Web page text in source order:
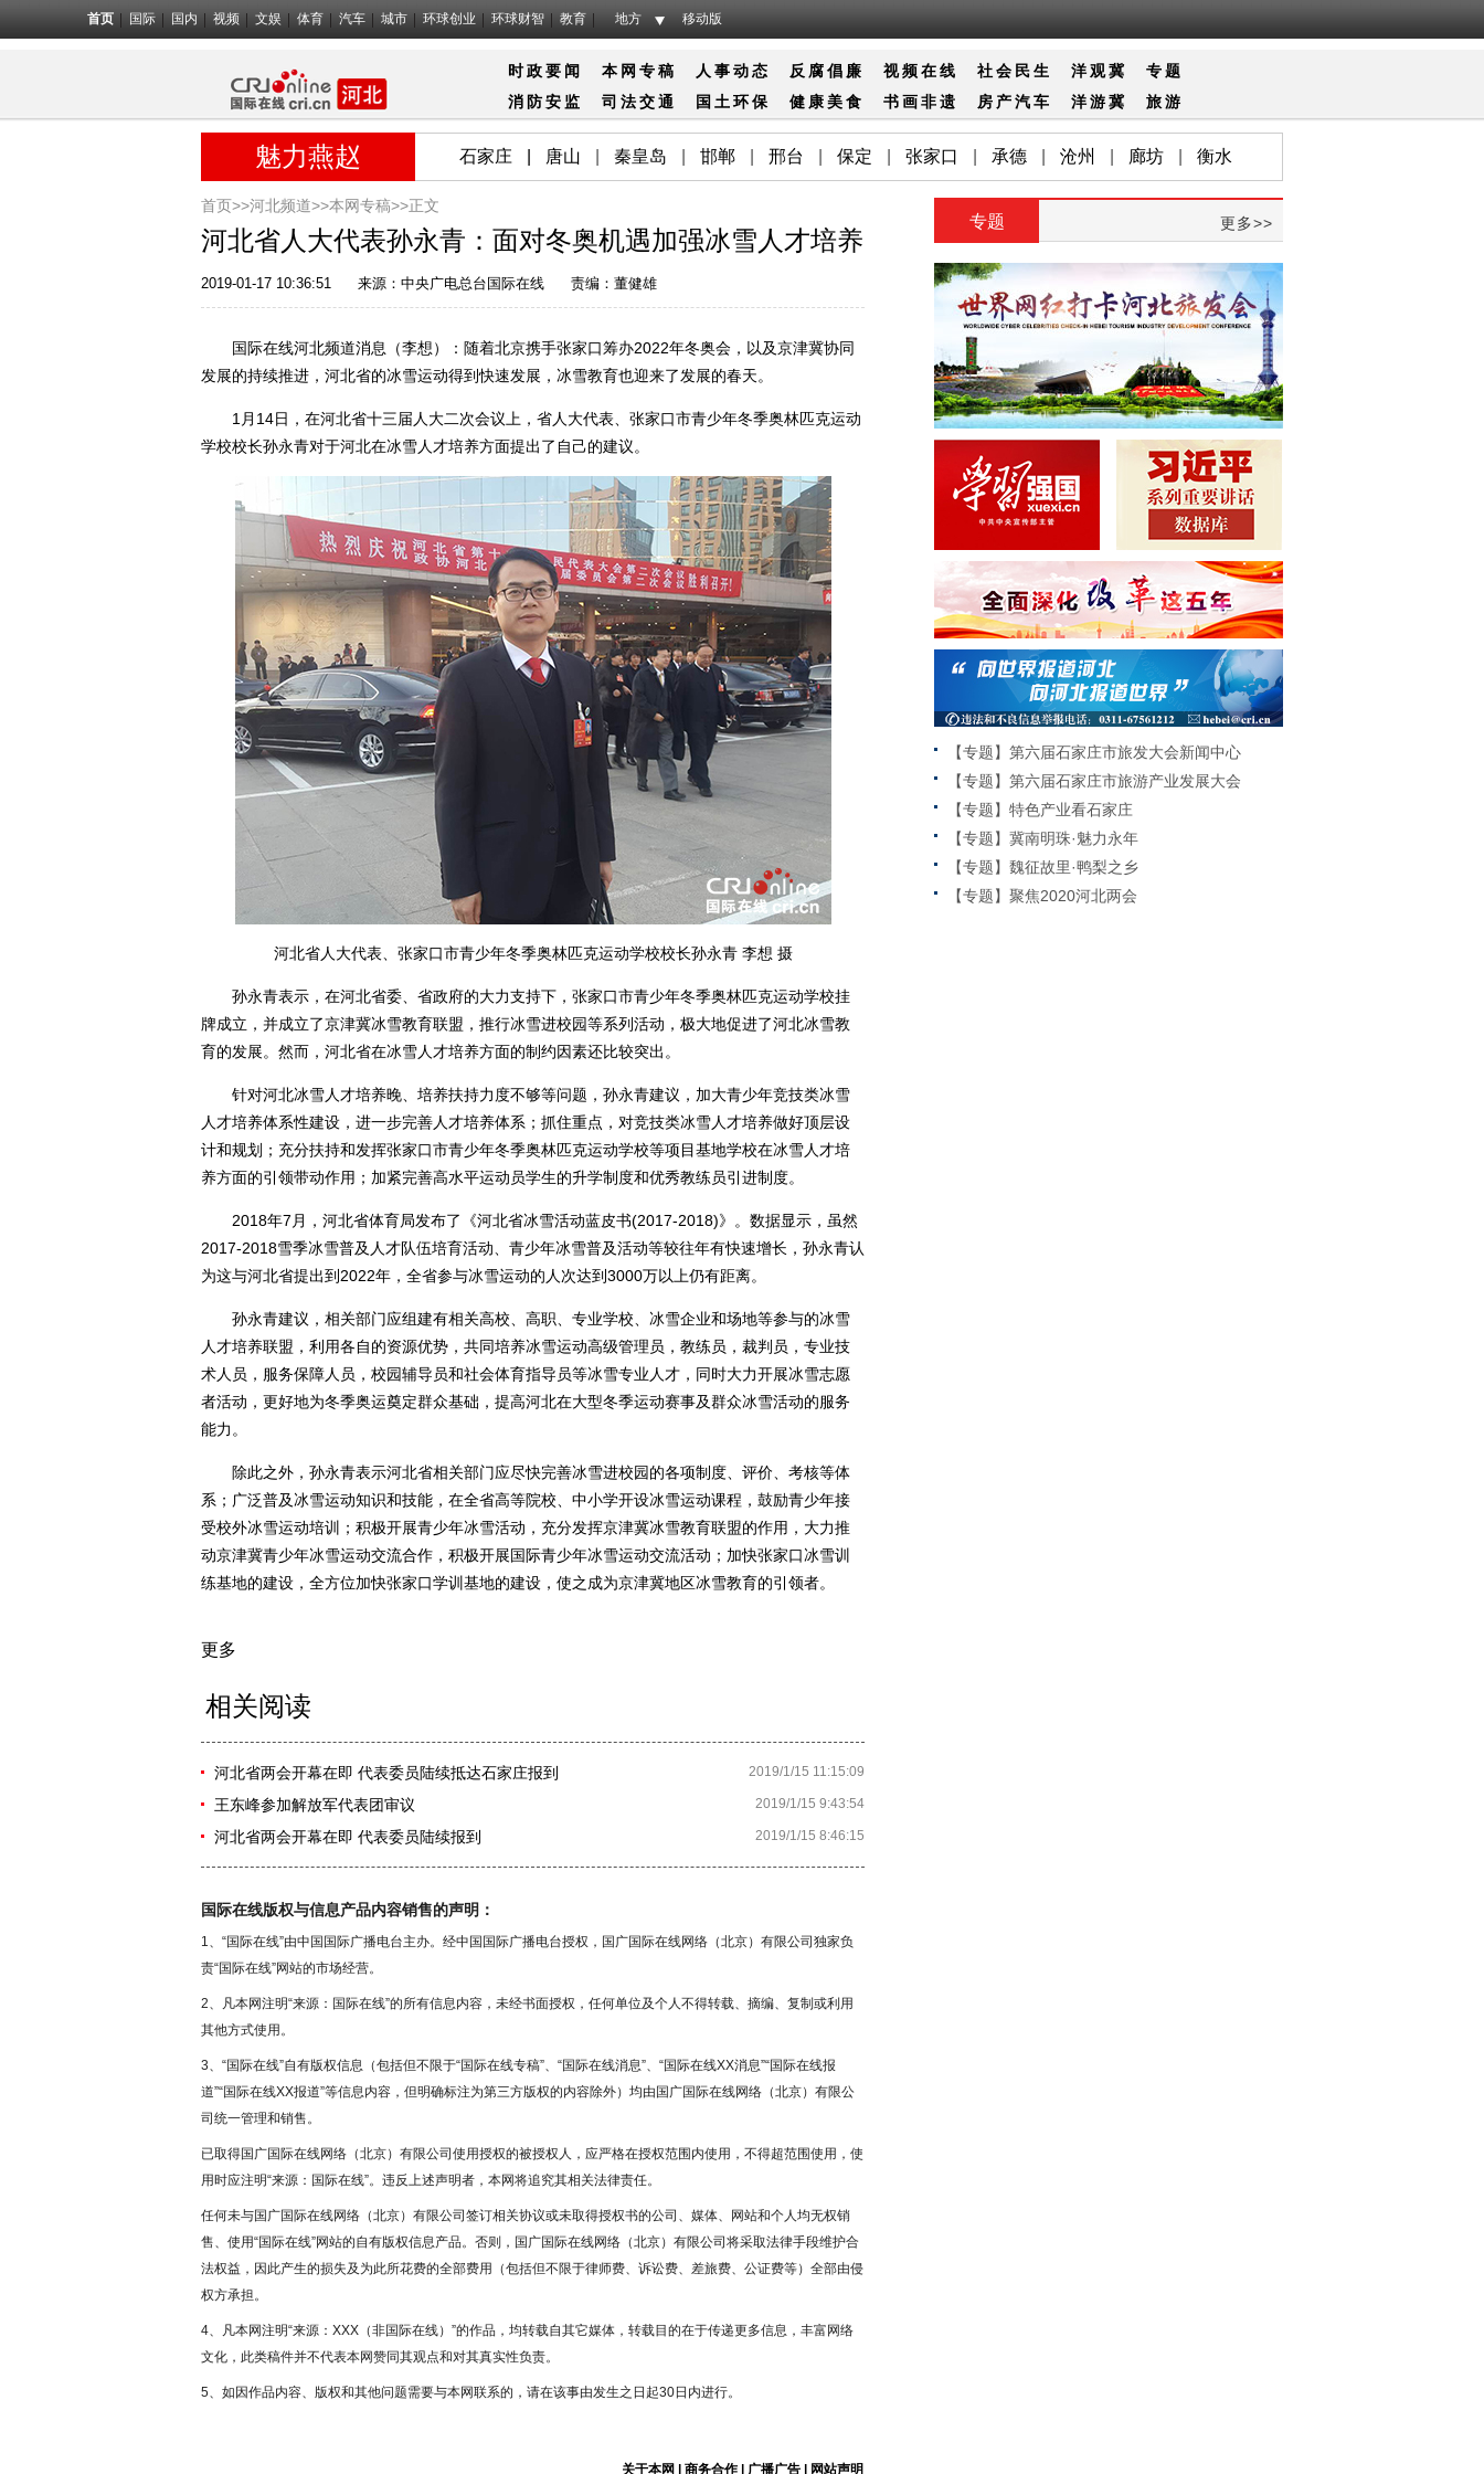
首页 国际 国内 视频 文娱 体育 汽车 城市 环球创业 环球财智 教育 地方 移动版
时政要闻 本网专稿 人事动态 反腐倡廉 视频在线 社会 民生 洋观冀
专题
消防安监 司法交通 国土 环保 健康美食 书画非遗 房产汽车 洋游冀 旅游
魅力燕赵 石家庄 唐山 秦皇岛 邯郸 邢台 保定 张家口 承德 沧州 廊坊 衡水
首页>>河北频道>>本网专稿>>正文
河北省人大代表孙永青：面对冬奥机遇加强冰雪人才培养
2019-01-17 10:36:51 来源：中央广电总台国际在线 责编：董健雄
国际在线河北频道消息（李想）：随着北京携手张家口筹办2022年冬奥会，以及京津冀协同
发展的持续推进，河北省的冰雪运动得到快速发展，冰雪教育也迎来了发展的春天。
1月14日，在河北省十三届人大二次会议上，省人大代表、张家口市青少年冬季奥林匹克运动
学校校长孙永青对于河北在冰雪人才培养方面提出了自己的建议。
河北省人大代表、张家口市青少年冬季奥林匹克运动学校校长孙永青 李想 摄
孙永青表示，在河北省委、省政府的大力支持下，张家口市青少年冬季奥林匹克运动学校挂
牌成立，并成立了京津冀冰雪教育联盟，推行冰雪进校园等系列活动，极大地促进了河北冰雪教
育的发展。然而，河北省在冰雪人才培养方面的制约因素还比较突出。
针对河北冰雪人才培养晚、培养扶持力度不够等问题，孙永青建议，加大青少年竞技类冰雪
人才培养体系性建设，进一步完善人才培养体系；抓住重点，对竞技类冰雪人才培养做好顶层设
计和规划；充分扶持和发挥张家口市青少年冬季奥林匹克运动学校等项目基地学校在冰雪人才培
养方面的引领带动作用；加紧完善高水平运动员学生的升学制度和优秀教练员引进制度。
2018年7月，河北省体育局发布了《河北省冰雪活动蓝皮书(2017-2018)》。数据显示，虽然
2017-2018雪季冰雪普及人才队伍培育活动、青少年冰雪普及活动等较往年有快速增长，孙永青认
为这与河北省提出到2022年，全省参与冰雪运动的人次达到3000万以上仍有距离。
孙永青建议，相关部门应组建有相关高校、高职、专业学校、冰雪企业和场地等参与的冰雪
人才培养联盟，利用各自的资源优势，共同培养冰雪运动高级管理员，教练员，裁判员，专业技
术人员，服务保障人员，校园辅导员和社会体育指导员等冰雪专业人才，同时大力开展冰雪志愿
者活动，更好地为冬季奥运奠定群众基础，提高河北在大型冬季运动赛事及群众冰雪活动的服务
能力。
除此之外，孙永青表示河北省相关部门应尽快完善冰雪进校园的各项制度、评价、考核等体
系；广泛普及冰雪运动知识和技能，在全省高等院校、中小学开设冰雪运动课程，鼓励青少年接
受校外冰雪运动培训；积极开展青少年冰雪活动，充分发挥京津冀冰雪教育联盟的作用，大力推
动京津冀青少年冰雪运动交流合作，积极开展国际青少年冰雪运动交流活动；加快张家口冰雪训
练基地的建设，全方位加快张家口学训基地的建设，使之成为京津冀地区冰雪教育的引领者。
更多
相关阅读
2019/1/15 11:15:09
河北省两会开幕在即 代表委员陆续抵达石家庄报到
2019/1/15 9:43:54
王东峰参加解放军代表团审议
2019/1/15 8:46:15
河北省两会开幕在即 代表委员陆续报到
国际在线版权与信息产品内容销售的声明：
1、“国际在线”由中国国际广播电台主办。经中国国际广播电台授权，国广国际在线网络（北京）有限公司独家负
责“国际在线”网站的市场经营。
2、凡本网注明“来源：国际在线”的所有信息内容，未经书面授权，任何单位及个人不得转载、摘编、复制或利用
其他方式使用。
3、“国际在线”自有版权信息（包括但不限于“国际在线专稿”、“国际在线消息”、“国际在线XX消息”“国际在线报
道”“国际在线XX报道”等信息内容，但明确标注为第三方版权的内容除外）均由国广国际在线网络（北京）有限公
司统一管理和销售。
已取得国广国际在线网络（北京）有限公司使用授权的被授权人，应严格在授权范围内使用，不得超范围使用，使
用时应注明“来源：国际在线”。违反上述声明者，本网将追究其相关法律责任。
任何未与国广国际在线网络（北京）有限公司签订相关协议或未取得授权书的公司、媒体、网站和个人均无权销
售、使用“国际在线”网站的自有版权信息产品。否则，国广国际在线网络（北京）有限公司将采取法律手段维护合
法权益，因此产生的损失及为此所花费的全部费用（包括但不限于律师费、诉讼费、差旅费、公证费等）全部由侵
权方承担。
4、凡本网注明“来源：XXX（非国际在线）”的作品，均转载自其它媒体，转载目的在于传递更多信息，丰富网络
文化，此类稿件并不代表本网赞同其观点和对其真实性负责。
5、如因作品内容、版权和其他问题需要与本网联系的，请在该事由发生之日起30日内进行。
专题 更多>>
【专题】第六届石家庄市旅发大会新闻中心
【专题】第六届石家庄市旅游产业发展大会
【专题】特色产业看石家庄
【专题】冀南明珠·魅力永年
【专题】魏征故里·鸭梨之乡
【专题】聚焦2020河北两会
关于本网 商务合作| 广播广告| 网站声明